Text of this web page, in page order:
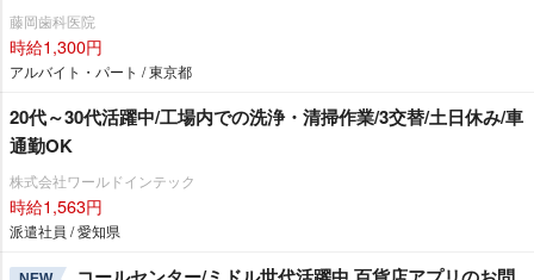
藤岡歯科医院
時給1,300円
アルバイト・パート / 東京都
20代～30代活躍中/工場内での洗浄・清掃作業/3交替/土日休み/車
通勤OK
株式会社ワールドインテック
時給1,563円
派遣社員 / 愛知県